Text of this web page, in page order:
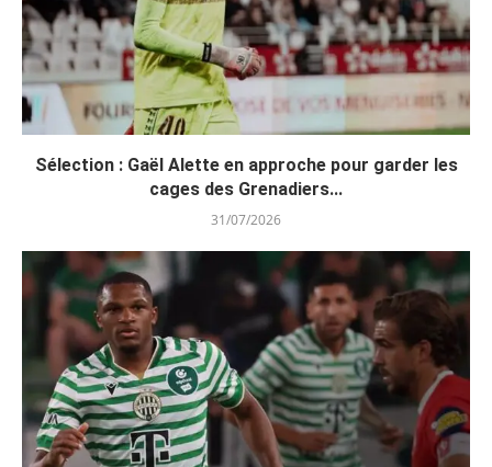
Sélection : Gaël Alette en approche pour garder les
cages des Grenadiers...
31/07/2026